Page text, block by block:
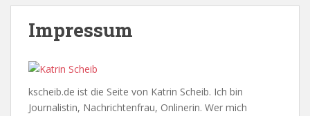
Impressum
kscheib.de ist die Seite von Katrin Scheib. Ich bin
Journalistin, Nachrichtenfrau, Onlinerin. Wer mich